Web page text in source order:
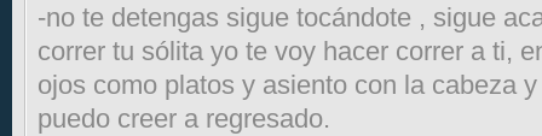
-no te detengas sigue tocándote , sigue
correr tu sólita yo te voy hacer correr a ti,
ojos como platos y asiento con la cabeza
puedo creer a regresado.